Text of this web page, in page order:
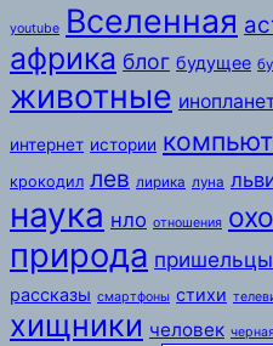
youtube Вселенная
африка блог будущее
животные
интернет истории
крокодил лев лирика луна
наука нло отношения
природа пришельцы
рассказы смартфоны стихи
хищники человек